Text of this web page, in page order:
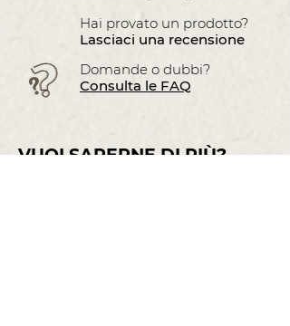
Hai provato un prodotto?
Lasciaci una recensione
Domande o dubbi?
Consulta le FAQ
VUOI SAPERNE DI PIÙ?